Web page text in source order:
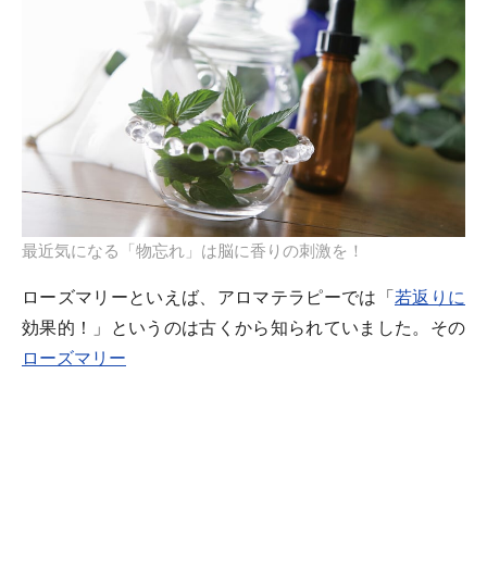
最近気になる「物忘れ」は脳に香りの刺激を！
ローズマリーといえば、アロマテラピーでは「若返りに
効果的！」というのは古くから知られていました。その
ローズマリー